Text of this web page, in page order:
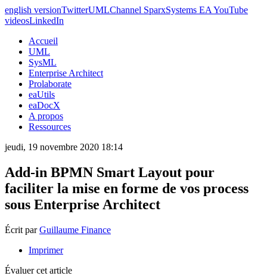
english versionTwitterUMLChannel SparxSystems EA YouTube
videosLinkedIn
Accueil
UML
SysML
Enterprise Architect
Prolaborate
eaUtils
eaDocX
A propos
Ressources
jeudi, 19 novembre 2020 18:14
Add-in BPMN Smart Layout pour
faciliter la mise en forme de vos process
sous Enterprise Architect
Écrit parGuillaume Finance
Imprimer
Évaluer cet article